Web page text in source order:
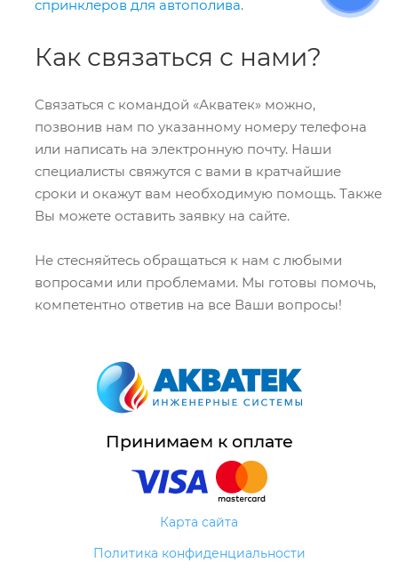
спринклеров для автополива.
Как связаться с нами?
Связаться с командой «Акватек» можно,
позвонив нам по указанному номеру телефона
или написать на электронную почту. Наши
специалисты свяжутся с вами в кратчайшие
сроки и окажут вам необходимую помощь. Также
Вы можете оставить заявку на сайте.
Не стесняйтесь обращаться к нам с любыми
вопросами или проблемами. Мы готовы помочь,
компетентно ответив на все Ваши вопросы!
Принимаем к оплате
Карта сайта
Политика конфиденциальности